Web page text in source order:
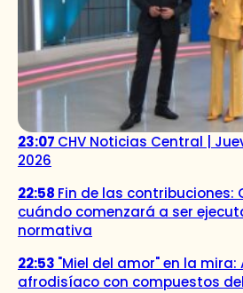
23:07 CHV Noticias Central |
2026
22:58 Fin de las contribuciones:
cuándo comenzará a ser
normativa
22:53 "Miel del amor" en la
afrodisíaco con compuestos